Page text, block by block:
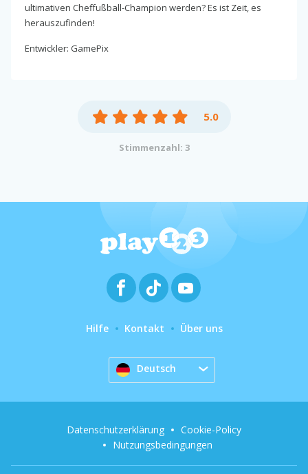
ultimativen Cheffußball-Champion werden? Es ist Zeit, es
herauszufinden!
Entwickler: GamePix
5.0
Stimmenzahl: 3
Hilfe Kontakt Über uns
Deutsch
Datenschutzerklärung
Cookie-Policy
Nutzungsbedingungen